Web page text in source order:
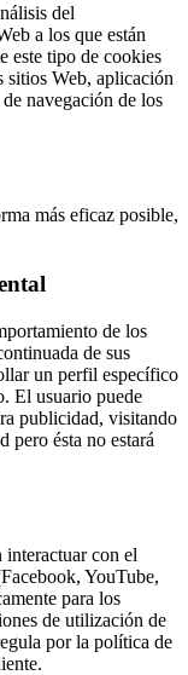
del
a los que están
este tipo de cookies
sitios Web, aplicación
navegación de los
más eficaz posible,
de los
de sus
un perfil específico
El usuario puede
publicidad, visitando
pero ésta no estará
interactuar con el
YouTube,
para los
de utilización de
por la política de